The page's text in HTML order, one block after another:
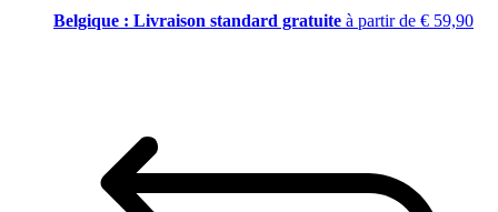
Belgique : Livraison standard gratuite à partir de € 59,90